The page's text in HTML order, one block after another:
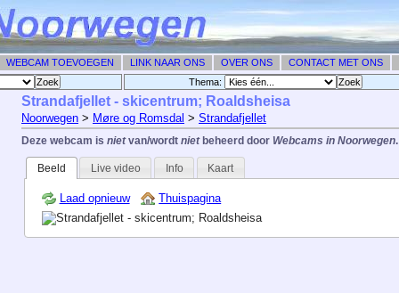
WEBCAM TOEVOEGEN LINK NAAR ONS OVER ONS CONTACT MET ONS
Thema: